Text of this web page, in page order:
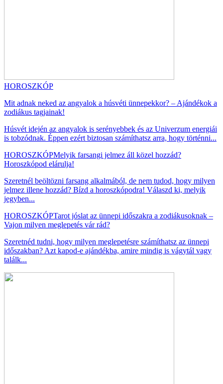
HOROSZKÓP
Mit adnak neked az angyalok a húsvéti ünnepekkor? – Ajándékok a
zodiákus tagjainak!
Húsvét idején az angyalok is serényebbek és az Univerzum energiái
is tobzódnak. Éppen ezért biztosan számíthatsz arra, hogy történni...
HOROSZKÓPMelyik farsangi jelmez áll közel hozzád?
Horoszkópod elárulja!
Szeretnél beöltözni farsang alkalmából, de nem tudod, hogy milyen
jelmez illene hozzád? Bízd a horoszkópodra! Válaszd ki, melyik
jegyben...
HOROSZKÓPTarot jóslat az ünnepi időszakra a zodiákusoknak –
Vajon milyen meglepetés vár rád?
Szeretnéd tudni, hogy milyen meglepetésre számíthatsz az ünnepi
időszakban? Azt kapod-e ajándékba, amire mindig is vágytál vagy
találk...